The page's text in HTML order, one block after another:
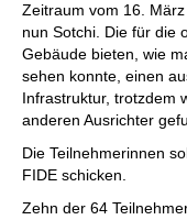
Zeitraum vom 16.
nun Sotchi. Die für die
Gebäude bieten, wie
sehen konnte, einen
Infrastruktur, trotzdem
anderen Ausrichter
Die Teilnehmerinnen
FIDE schicken.
Zehn der 64